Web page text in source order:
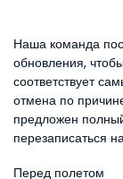
Наша команда
обновления,
соответствует
отмена по
предложен
перезаписаться
Перед полетом